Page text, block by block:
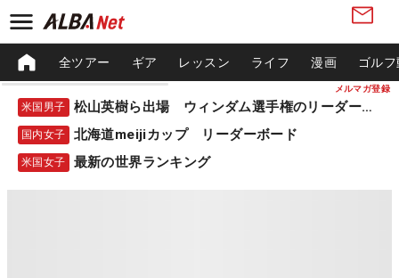
メルマガ登録
全ツアー ギア レッスン ライフ 漫画 ゴル
米国男子 松山英樹ら出場 ウィンダム選手権のリーダーボード
国内女子 北海道meijiカップ リーダーボード
米国女子 最新の世界ランキング